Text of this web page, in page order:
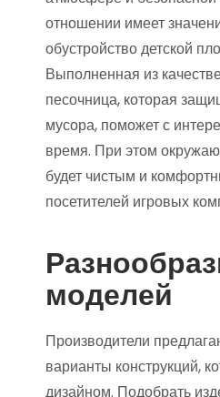
отношении имеет
обустройство детской
Выполненная из
песочница, которая
мусора, поможет с
время. При этом
будет чистым и
посетителей игровых
моделей
Производители
варианты конструкций,
дизайном. Подобрать